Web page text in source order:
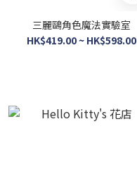
三麗鷗角色魔法實驗室
HK$419.00 ~ HK$598.00